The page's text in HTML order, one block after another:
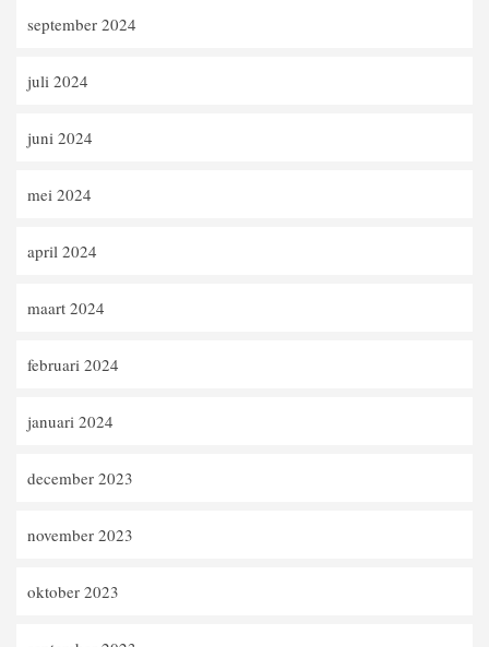
september 2024
juli 2024
juni 2024
mei 2024
april 2024
maart 2024
februari 2024
januari 2024
december 2023
november 2023
oktober 2023